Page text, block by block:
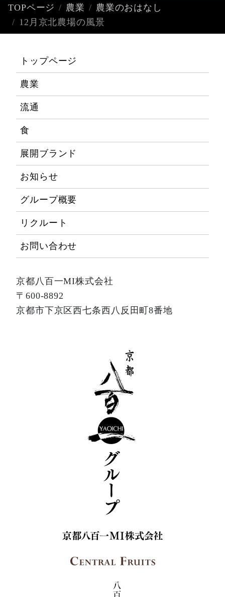
TOPページ 農業
農業のおはなし
12月京北農場の風景
トップページ
農業
流通
食
展開ブランド
お知らせ
グループ概要
リクルート
お問い合わせ
京都八百一MI株式会社
〒600-8892
京都市下京区西七条西八反田町8番地